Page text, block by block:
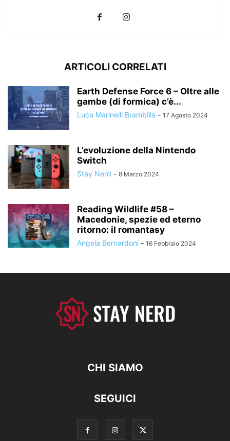
ARTICOLI CORRELATI
Earth Defense Force 6 – Oltre alle
gambe (di formica) c’è...
Luca Marinelli Brambilla - 17 Agosto 2024
L’evoluzione della Nintendo
Switch
Stay Nerd - 8 Marzo 2024
Reading Wildlife #58 –
Macedonie, spezie ed eterno
ritorno: il romantasy
Angela Bernardoni - 16 Febbraio 2024
CHI SIAMO
SEGUICI